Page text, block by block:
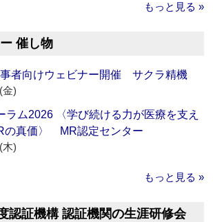
もっと見る »
催し物
者向けウェビナー開催 サクラ精機
金)
ラム2026 〈学び続ける力が医療を支え
の真価〉 MR認定センター
木)
もっと見る »
認証機構 認証機関の生涯研修会